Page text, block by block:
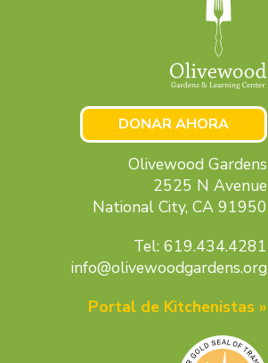
DONAR AHORA
Olivewood Gardens
2525 N Avenue
National City, CA 91950
Tel: 619.434.4281
info@olivewoodgardens.org
Portal de Kitchenistas »